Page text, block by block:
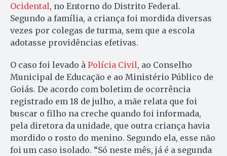
Ocidental, no Entorno do Distrito Federal.
Segundo a família, a criança foi mordida diversas
vezes por colegas de turma, sem que a escola
adotasse providências efetivas.
O caso foi levado à Polícia Civil, ao Conselho
Municipal de Educação e ao Ministério Público de
Goiás. De acordo com boletim de ocorrência
registrado em 18 de julho, a mãe relata que foi
buscar o filho na creche quando foi informada,
pela diretora da unidade, que outra criança havia
mordido o rosto do menino. Segundo ela, esse não
foi um caso isolado. “Só neste mês, já é a segunda